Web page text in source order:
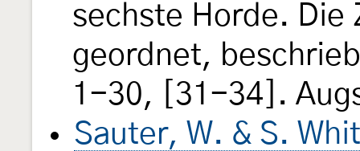
sechste Horde. Die
geordnet,
1-30, [31-34].
Sauter, W. & S.